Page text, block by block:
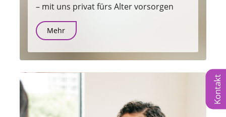
– mit uns privat fürs Alter vorsorgen
Mehr
Kontakt